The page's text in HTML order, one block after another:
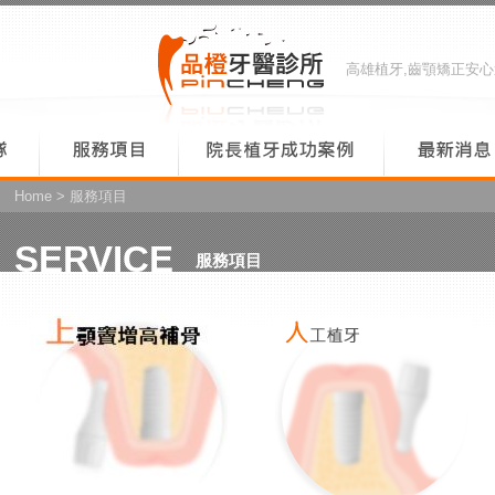
高雄植牙,齒顎矯正安
Home > 服務項目
SERVICE 服務項目